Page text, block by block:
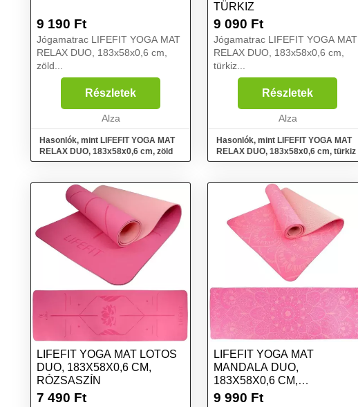
9 190 Ft
Jógamatrac LIFEFIT YOGA MAT
RELAX DUO, 183x58x0,6 cm,
zöld...
Részletek
Alza
Hasonlók, mint LIFEFIT YOGA MAT
RELAX DUO, 183x58x0,6 cm, zöld
TÜRKIZ
9 090 Ft
Jógamatrac LIFEFIT YOGA MAT
RELAX DUO, 183x58x0,6 cm,
türkiz...
Részletek
Alza
Hasonlók, mint LIFEFIT YOGA MAT
RELAX DUO, 183x58x0,6 cm, türkiz
LIFEFIT YOGA MAT LOTOS
DUO, 183X58X0,6 CM,
RÓZSASZÍN
7 490 Ft
LIFEFIT YOGA MAT
MANDALA DUO,
183X58X0,6 CM,
RÓZSASZÍN
9 990 Ft